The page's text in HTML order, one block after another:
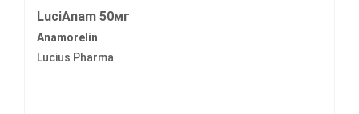
LuciAnam 50мг
Anamorelin
Lucius Pharma